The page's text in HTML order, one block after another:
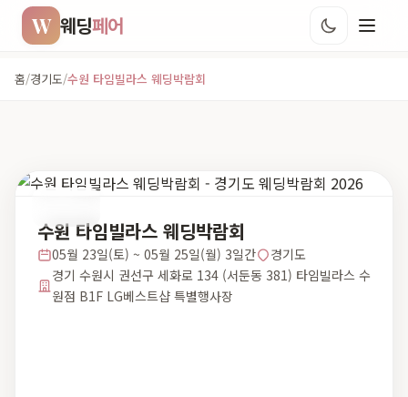
W 웨딩페어
홈/경기도/수원 타임빌라스 웨딩박람회
수원 타임빌라스 웨딩박람회
05월 23일(토) ~ 05월 25일(월) 3일간
경기도
경기 수원시 권선구 세화로 134 (서둔동 381) 타임빌라스 수
원점 B1F LG베스트샵 특별행사장